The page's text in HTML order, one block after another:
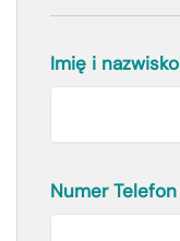
Imię i nazwisko
Numer Telefon